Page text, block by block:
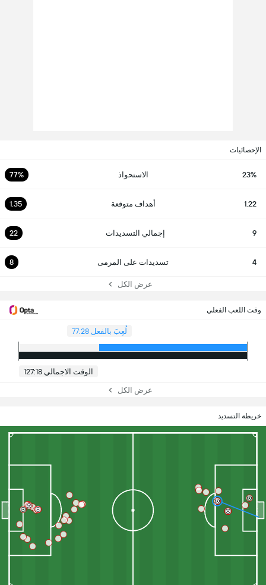
الإحصائيات
23% الاستحواذ 77%
1.22 أهداف متوقعة 1.35
9 إجمالي التسديدات 22
4 تسديدات على المرمى 8
عرض الكل
وقت اللعب الفعلي
لُعِبَ بالفعل 77:28
الوقت الاجمالي 127:18
عرض الكل
خريطة التسديد